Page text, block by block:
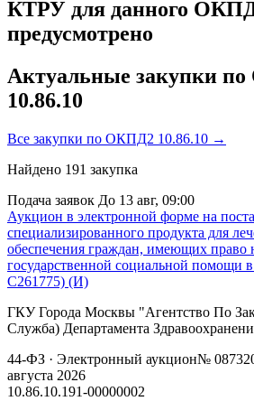
КТРУ для данного
предусмотрено
Актуальные закупки
10.86.10
Все закупки по ОКПД2 10.86.10 →
Найдено 191 закупка
Подача заявок До 13 авг, 09:00
Аукцион в электронной форме на
специализированного продукта для
обеспечения граждан, имеющих право
государственной социальной помощи
С261775) (И)
ГКУ Города Москвы "Агентство По
Служба) Департамента
44-ФЗ · Электронный аукцион№
августа 2026
10.86.10.191-00000002